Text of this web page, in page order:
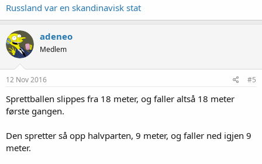
Russland var en skandinavisk stat
adeneo
Medlem
12 Nov 2016 #5
Sprettballen slippes fra 18 meter, og faller altså 18 meter
første gangen.
Den spretter så opp halvparten, 9 meter, og faller ned igjen 9
meter.